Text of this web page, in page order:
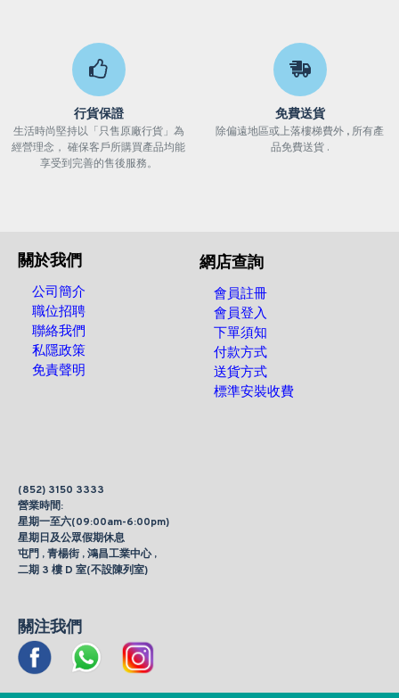
行貨保證
生活時尚堅持以「只售原廠行貨」為
經營理念， 確保客戶所購買產品均能
享受到完善的售後服務。
免費送貨
除偏遠地區或上落樓梯費外 , 所有產
品免費送貨 .
關於我們
公司簡介
職位招聘
聯絡我們
私隱政策
免責聲明
網店查詢
會員註冊
會員登入
下單須知
付款方式
送貨方式
標準安裝收費
(852) 3150 3333
營業時間:
星期一至六(09:00am-6:00pm)
星期日及公眾假期休息
屯門 , 青楊街 , 鴻昌工業中心 ,
二期 3 樓 D 室(不設陳列室)
關注我們